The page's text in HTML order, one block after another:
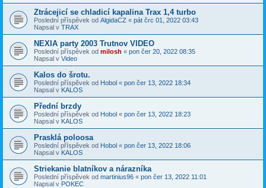
Ztrácejicí se chladicí kapalina Trax 1,4 turbo
Poslední příspěvek od AlgidaCZ « pát črc 01, 2022 03:43
Napsal v TRAX
NEXIA party 2003 Trutnov VIDEO
Poslední příspěvek od milosh « pon čer 20, 2022 08:35
Napsal v Video
Kalos do šrotu.
Poslední příspěvek od Hobol « pon čer 13, 2022 18:34
Napsal v KALOS
Přední brzdy
Poslední příspěvek od Hobol « pon čer 13, 2022 18:23
Napsal v KALOS
Prasklá poloosa
Poslední příspěvek od Hobol « pon čer 13, 2022 18:06
Napsal v KALOS
Striekanie blatníkov a nárazníka
Poslední příspěvek od martinius96 « pon čer 13, 2022 11:01
Napsal v POKEC